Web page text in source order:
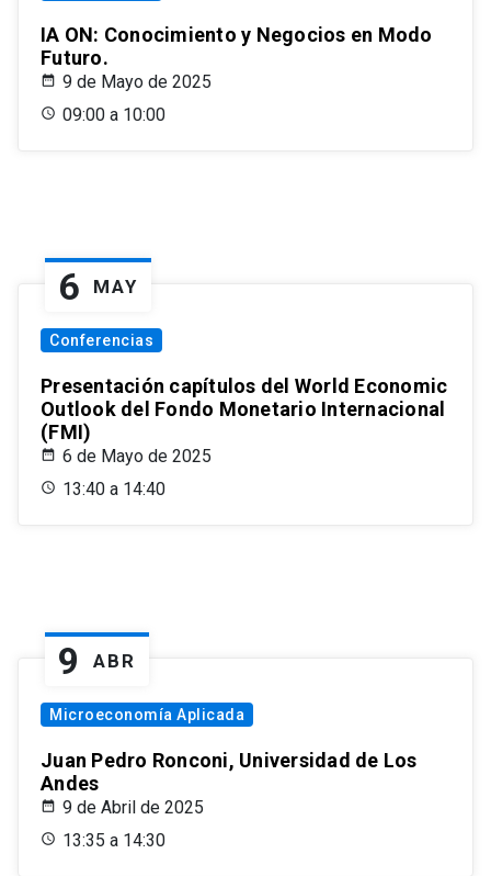
IA ON: Conocimiento y Negocios en Modo
Futuro.
9 de Mayo de 2025
09:00 a 10:00
6 MAY
Conferencias
Presentación capítulos del World Economic
Outlook del Fondo Monetario Internacional
(FMI)
6 de Mayo de 2025
13:40 a 14:40
9 ABR
Microeconomía Aplicada
Juan Pedro Ronconi, Universidad de Los
Andes
9 de Abril de 2025
13:35 a 14:30